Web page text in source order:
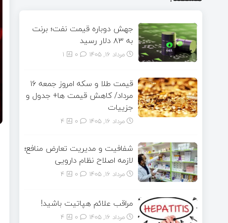
جهش دوباره قیمت نفت؛ برنت
به ۸۳ دلار رسید
مرداد ۱۶, ۱۴۰۵ 1
قیمت طلا و سکه امروز جمعه ۱۶
مرداد/ کاهش قیمت ها+ جدول و
جزییات
مرداد ۱۶, ۱۴۰۵ 4
شفافیت و مدیریت تعارض منافع؛
لازمه اصلاح نظام دارویی
مرداد ۱۶, ۱۴۰۵ 4
مراقب علائم هپاتیت باشید!
مرداد ۱۶, ۱۴۰۵ 4